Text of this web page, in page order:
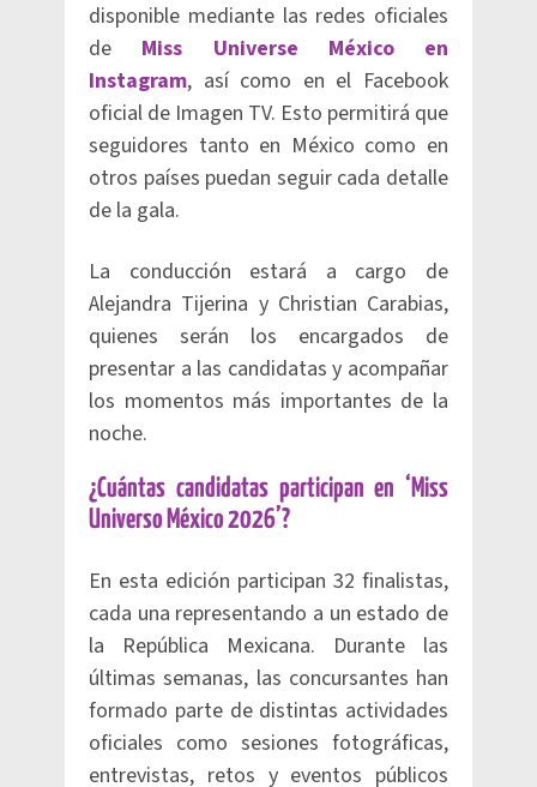
disponible mediante las redes oficiales
de Miss Universe México en
Instagram, así como en el Facebook
oficial de Imagen TV. Esto permitirá que
seguidores tanto en México como en
otros países puedan seguir cada detalle
de la gala.
La conducción estará a cargo de
Alejandra Tijerina y Christian Carabias,
quienes serán los encargados de
presentar a las candidatas y acompañar
los momentos más importantes de la
noche.
¿Cuántas candidatas participan en ‘Miss
Universo México 2026’?
En esta edición participan 32 finalistas,
cada una representando a un estado de
la República Mexicana. Durante las
últimas semanas, las concursantes han
formado parte de distintas actividades
oficiales como sesiones fotográficas,
entrevistas, retos y eventos públicos